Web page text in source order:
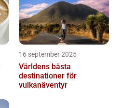
16 september 2025
Världens bästa
destinationer för
vulkanäventyr